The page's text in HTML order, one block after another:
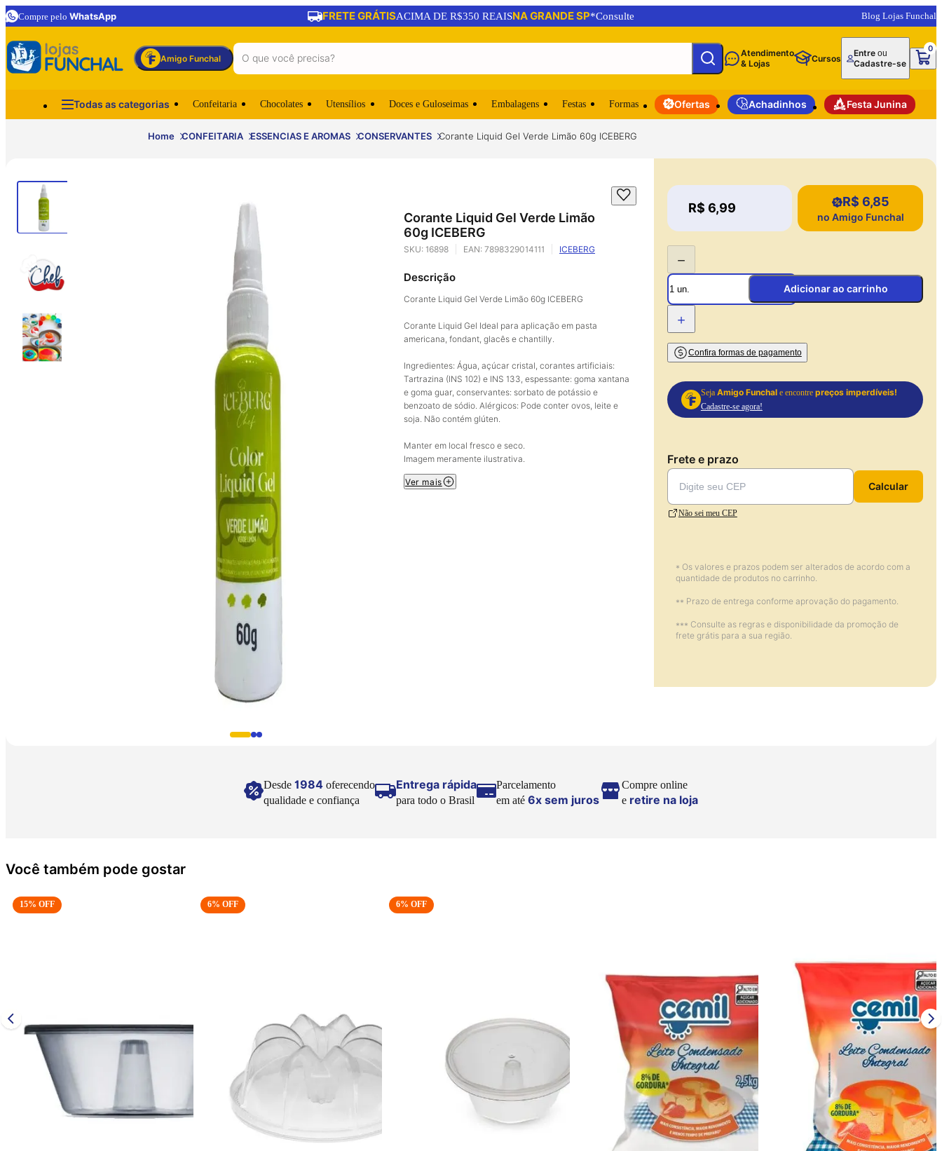
Compre pelo WhatsApp FRETE GRÁTISACIMA DE R$350 REAISNA GRANDE SP*Consulte Blog Lojas Funchal
Amigo Funchal
Atendimento
& Lojas
Cursos Entreou
Cadastre-se
0
Todas as categorias Confeitaria Chocolates Utensílios Doces e Guloseimas Embalagens Festas Formas Ofertas Achadinhos Festa Junina
Home CONFEITARIA ESSENCIAS E AROMAS CONSERVANTES Corante Liquid Gel Verde Limão 60g ICEBERG
Corante Liquid Gel Verde Limão
60g ICEBERG
SKU: 16898 EAN: 7898329014111 ICEBERG
Descrição
Corante Liquid Gel Verde Limão 60g ICEBERG
Corante Liquid Gel Ideal para aplicação em pasta
americana, fondant, glacês e chantilly.
Ingredientes: Água, açúcar cristal, corantes artificiais:
Tartrazina (INS 102) e INS 133, espessante: goma xantana
e goma guar, conservantes: sorbato de potássio e
benzoato de sódio. Alérgicos: Pode conter ovos, leite e
soja. Não contém glúten.
Manter em local fresco e seco.
Imagem meramente ilustrativa.
Ver mais
Price:
R$ 6,99 Price:
R$ 6,85
no Amigo Funchal
−
+
Adicionar ao carrinho
Confira formas de pagamento
Seja Amigo Funchale encontre preços imperdíveis!
Cadastre-se agora!
Frete e prazo
Calcular
Não sei meu CEP
* Os valores e prazos podem ser alterados de acordo com a
quantidade de produtos no carrinho.
** Prazo de entrega conforme aprovação do pagamento.
*** Consulte as regras e disponibilidade da promoção de
frete grátis para a sua região.
Desde 1984 oferecendo
qualidade e confiança
Entrega rápida
para todo o Brasil
Parcelamento
em até 6x sem juros
Compre online
e retire na loja
Você também pode gostar
15% OFF 6% OFF 6% OFF